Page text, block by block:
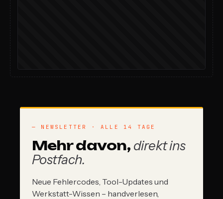
— NEWSLETTER · ALLE 14 TAGE
Mehr davon, direkt ins
Postfach.
Neue Fehlercodes, Tool-Updates und
Werkstatt-Wissen – handverlesen,